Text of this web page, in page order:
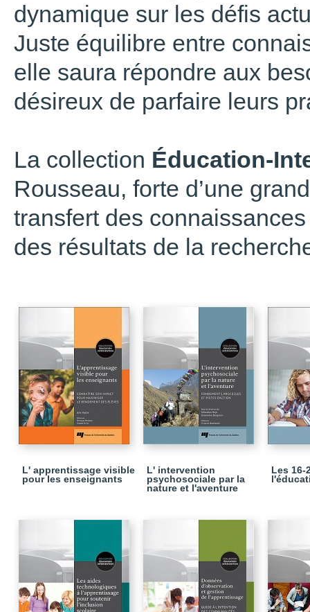
dynamique sur les défis
Juste équilibre entre
elle saura répondre aux
désireux de parfaire leurs
La collection Éducation-
Rousseau, forte d’une
transfert des
des résultats de la
L' apprentissage visible
pour les enseignants
L' intervention
psychosociale par la
nature et l'aventure
Les 16-